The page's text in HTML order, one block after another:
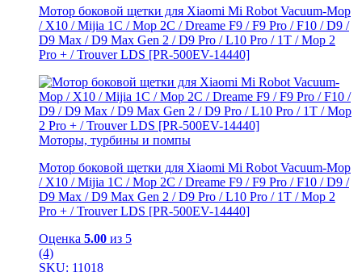
Мотор боковой щетки для Xiaomi Mi Robot Vacuum-Mop
/ X10 / Mijia 1C / Mop 2C / Dreame F9 / F9 Pro / F10 / D9 /
D9 Max / D9 Мах Gen 2 / D9 Pro / L10 Pro / 1T / Mop 2
Pro + / Trouver LDS [PR-500EV-14440]
Моторы, турбины и помпы
Мотор боковой щетки для Xiaomi Mi Robot Vacuum-Mop
/ X10 / Mijia 1C / Mop 2C / Dreame F9 / F9 Pro / F10 / D9 /
D9 Max / D9 Мах Gen 2 / D9 Pro / L10 Pro / 1T / Mop 2
Pro + / Trouver LDS [PR-500EV-14440]
Оценка 5.00 из 5
(4)
SKU: 11018